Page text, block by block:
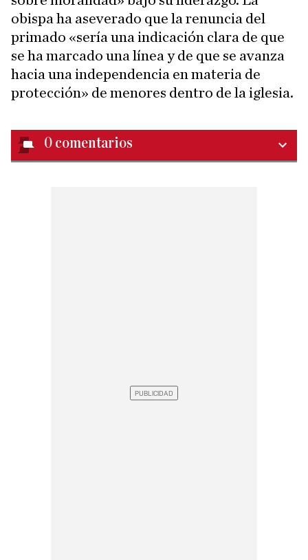
obispa ha aseverado que la renuncia del
primado «sería una indicación clara de que
se ha marcado una línea y de que se avanza
hacia una independencia en materia de
protección» de menores dentro de la iglesia.
0 comentarios